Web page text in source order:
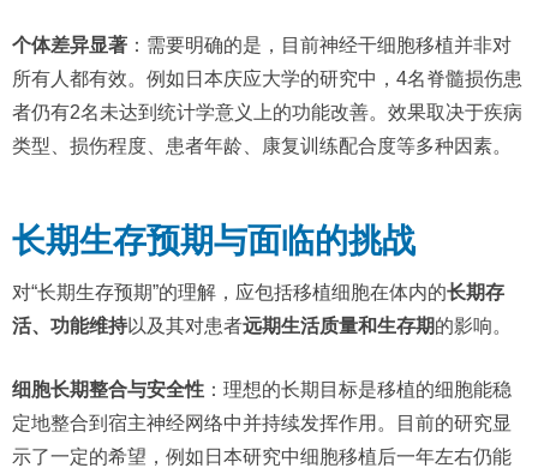
个体差异显著 ：需要明确的是，目前神经干细胞移植并非对
所有人都有效。例如日本庆应大学的研究中，4名脊髓损伤患
者仍有2名未达到统计学意义上的功能改善。效果取决于疾病
类型、损伤程度、患者年龄、康复训练配合度等多种因素。
长期生存预期与面临的挑战
对“长期生存预期”的理解，应包括移植细胞在体内的长期存
活、功能维持以及其对患者远期生活质量和生存期的影响。
细胞长期整合与安全性 ：理想的长期目标是移植的细胞能稳
定地整合到宿主神经网络中并持续发挥作用。目前的研究显
示了一定的希望，例如日本研究中细胞移植后一年左右仍能